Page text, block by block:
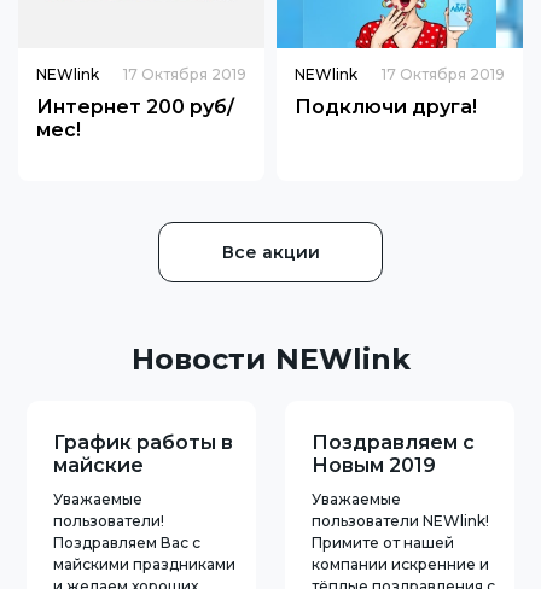
NEWlink 17 Октября 2019
Интернет 200 руб/
мес!
NEWlink 17 Октября 2019
Подключи друга!
Все акции
Новости NEWlink
График работы в
майские
праздники!
Уважаемые
пользователи!
Поздравляем Вас с
майскими праздниками
Поздравляем с
Новым 2019
годом!
Уважаемые
пользователи NEWlink!
Примите от нашей
компании искренние и